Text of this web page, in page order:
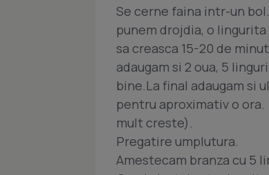
Se cerne faina intr-un
punem drojdia, o
sa creasca 15-20 de
adaugam si 2 oua, 5
bine.La final adaugam si
pentru aproximativ o
mult creste).
Pregatire umplutura.
Amestecam branza cu 5